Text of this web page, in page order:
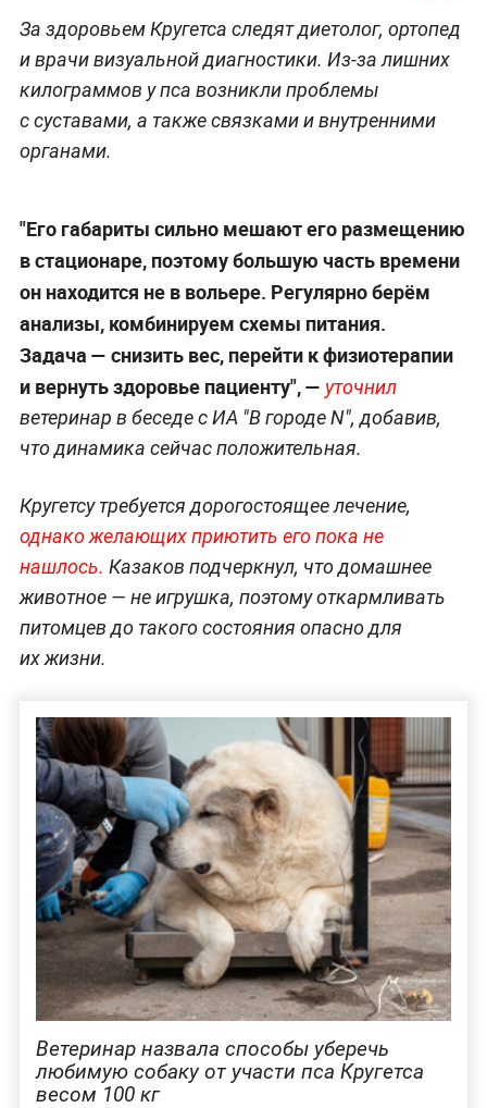
За здоровьем Кругетса следят диетолог, ортопед
и врачи визуальной диагностики. Из-за лишних
килограммов у пса возникли проблемы
с суставами, а также связками и внутренними
органами.
"Его габариты сильно мешают его размещению
в стационаре, поэтому большую часть времени
он находится не в вольере. Регулярно берём
анализы, комбинируем схемы питания.
Задача — снизить вес, перейти к физиотерапии
и вернуть здоровье пациенту", — уточнил
ветеринар в беседе с ИА "В городе N", добавив,
что динамика сейчас положительная.
Кругетсу требуется дорогостоящее лечение,
однако желающих приютить его пока не
нашлось. Казаков подчеркнул, чтодомашнее
животное — не игрушка, поэтому откармливать
питомцев до такого состояния опасно для
их жизни.
Ветеринар назвала способы уберечь
любимую собаку от участи пса Кругетса
весом 100 кг